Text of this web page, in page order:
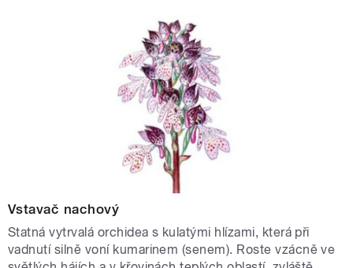
Vstavač nachový
Statná vytrvalá orchidea s kulatými hlízami, která při
vadnutí silně voní kumarinem (senem). Roste vzácně ve